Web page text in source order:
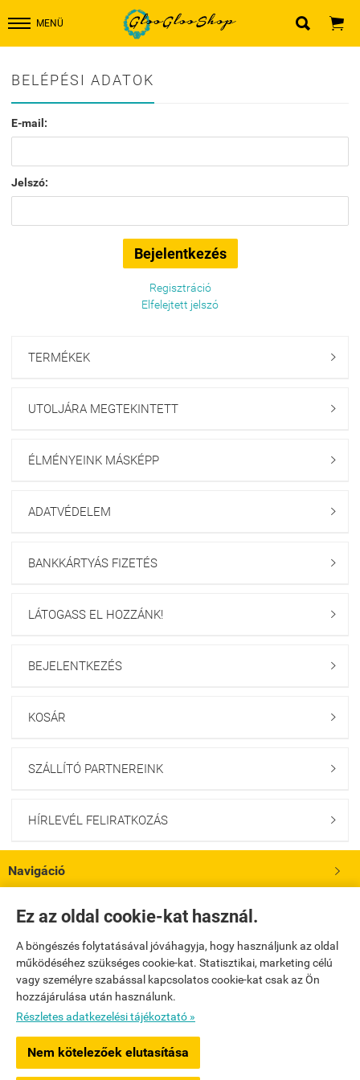
Ez az oldal cookie-kat használ.
A böngészés folytatásával jóváhagyja, hogy használjunk az oldal
működéséhez szükséges cookie-kat. Statisztikai, marketing célú
vagy személyre szabással kapcsolatos cookie-kat csak az Ön
hozzájárulása után használunk.
Részletes adatkezelési tájékoztató »
Nem kötelezőek elutasítása
MENÜ  
BELÉPÉSI ADATOK
E-mail:
Jelszó:
Regisztráció
Elfelejtett jelszó
TERMÉKEK 
UTOLJÁRA MEGTEKINTETT 
ÉLMÉNYEINK MÁSKÉPP 
ADATVÉDELEM 
BANKKÁRTYÁS FIZETÉS 
LÁTOGASS EL HOZZÁNK! 
BEJELENTKEZÉS 
KOSÁR 
SZÁLLÍTÓ PARTNEREINK 
HÍRLEVÉL FELIRATKOZÁS 
Navigáció 
Saját fiók
Bemutatkozás
Elérhetőségek
www.gloogloowebshop.hu -WiTech és Társa Kreatív Mérnöki Iroda Kft.